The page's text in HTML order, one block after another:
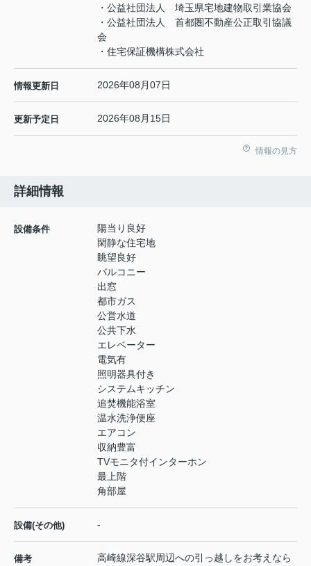
・公益社団法人 埼玉県宅地建物取引業協会
・公益社団法人 首都圏不動産公正取引協議
会
・住宅保証機構株式会社
情報更新日 2026年08月07日
更新予定日 2026年08月15日
情報の見方
詳細情報
設備条件
陽当り良好
閑静な住宅地
眺望良好
バルコニー
出窓
都市ガス
公営水道
公共下水
エレベーター
電気有
照明器具付き
システムキッチン
追焚機能浴室
温水洗浄便座
エアコン
収納豊富
TVモニタ付インターホン
最上階
角部屋
設備(その他) -
備考
高崎線深谷駅周辺への引っ越しをお考えなら